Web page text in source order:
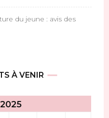
du jeune : avis des
À VENIR